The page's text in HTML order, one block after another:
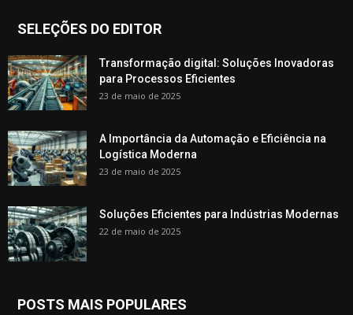
SELEÇÕES DO EDITOR
Transformação digital: Soluções Inovadoras
para Processos Eficientes
23 de maio de 2025
A Importância da Automação e Eficiência na
Logística Moderna
23 de maio de 2025
Soluções Eficientes para Indústrias Modernas
22 de maio de 2025
POSTS MAIS POPULARES